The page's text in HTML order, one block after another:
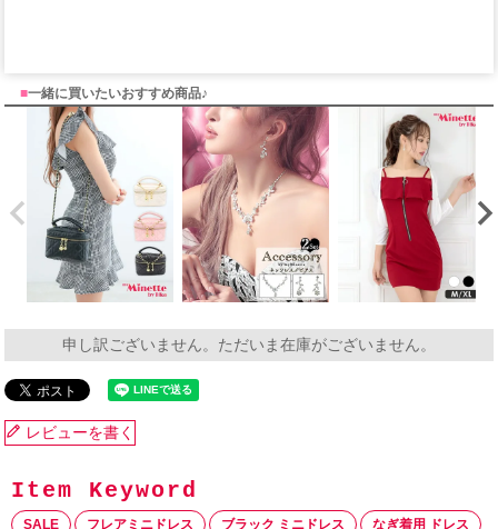
■一緒に買いたいおすすめ商品♪
申し訳ございません。ただいま在庫がございません。
レビューを書く
SALE フレアミニドレス ブラック ミニドレス なぎ着用 ドレス